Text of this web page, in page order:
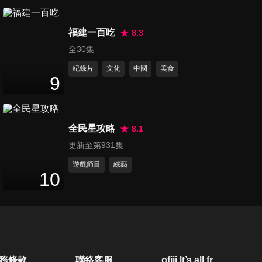
9
福建一百吃
8.3
全30集
紀錄片 文化 中國 美食
10
全民星攻略
8.1
更新至第931集
遊戲節目 綜藝
條款 聯絡客服